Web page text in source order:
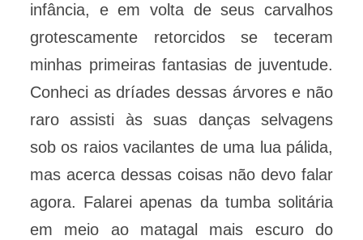
infância, e em volta de seus carvalhos
grotescamente retorcidos se teceram
minhas primeiras fantasias de juventude.
Conheci as dríades dessas árvores e não
raro assisti às suas danças selvagens
sob os raios vacilantes de uma lua pálida,
mas acerca dessas coisas não devo falar
agora. Falarei apenas da tumba solitária
em meio ao matagal mais escuro do